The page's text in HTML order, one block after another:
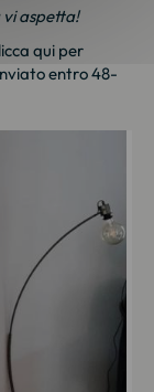
vi aspetta!
qui per
entro 48-